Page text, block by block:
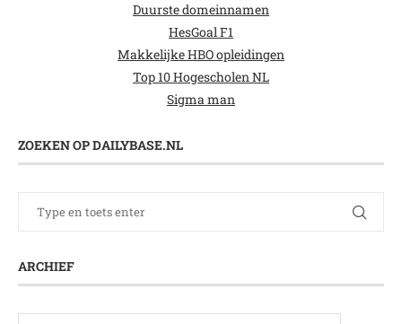
Duurste domeinnamen
HesGoal F1
Makkelijke HBO opleidingen
Top 10 Hogescholen NL
Sigma man
ZOEKEN OP DAILYBASE.NL
ARCHIEF